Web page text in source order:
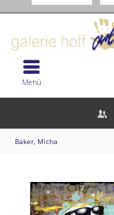
Menü
Baker, Micha